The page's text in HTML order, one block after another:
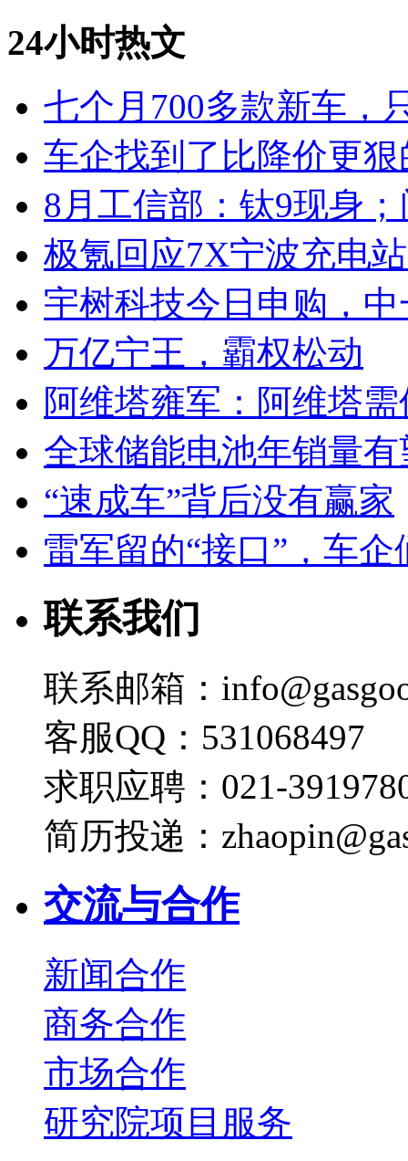
24小时热文
七个月700多款新车，
车企找到了比降价更
8月工信部：钛9现身
极氪回应7X宁波充电
宇树科技今日申购，
万亿宁王，霸权松动
阿维塔雍军：阿维塔
全球储能电池年销量
“速成车”背后没有赢家
雷军留的“接口”，车
联系我们
联系邮箱：
客服QQ：531068497
求职应聘：021-
简历投递：
交流与合作
新闻合作
商务合作
市场合作
研究院项目服务